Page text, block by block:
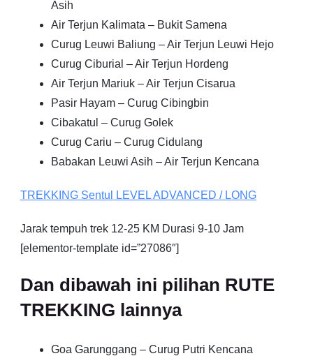
Asih
Air Terjun Kalimata – Bukit Samena
Curug Leuwi Baliung – Air Terjun Leuwi Hejo
Curug Ciburial – Air Terjun Hordeng
Air Terjun Mariuk – Air Terjun Cisarua
Pasir Hayam – Curug Cibingbin
Cibakatul – Curug Golek
Curug Cariu – Curug Cidulang
Babakan Leuwi Asih – Air Terjun Kencana
TREKKING Sentul LEVEL ADVANCED / LONG
Jarak tempuh trek 12-25 KM Durasi 9-10 Jam
[elementor-template id=”27086″]
Dan dibawah ini pilihan RUTE
TREKKING lainnya
Goa Garunggang – Curug Putri Kencana